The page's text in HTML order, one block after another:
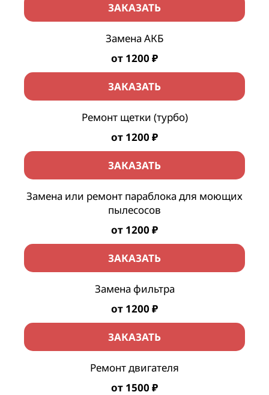
ЗАКАЗАТЬ
Замена АКБ
от 1200 ₽
ЗАКАЗАТЬ
Ремонт щетки (турбо)
от 1200 ₽
ЗАКАЗАТЬ
Замена или ремонт параблока для моющих
пылесосов
от 1200 ₽
ЗАКАЗАТЬ
Замена фильтра
от 1200 ₽
ЗАКАЗАТЬ
Ремонт двигателя
от 1500 ₽